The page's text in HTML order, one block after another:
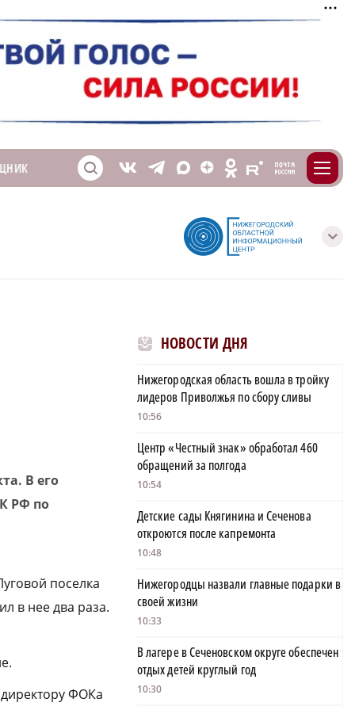
S V T X Z O E m
с
В его
РФ по
поселка
в нее два раза.
ФОКа
НОВОСТИ ДНЯ
Нижегородская область вошла в тройку
лидеров Приволжья по сбору сливы
10:56
Центр «Честный знак» обработал 460
обращений за полгода
10:54
Детские сады Княгинина и Сеченова
откроются после капремонта
10:48
Нижегородцы назвали главные подарки в
своей жизни
10:33
В лагере в Сеченовском округе обеспечен
отдых детей круглый год
10:30